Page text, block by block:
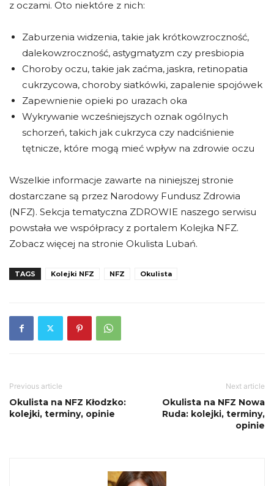
z oczami. Oto niektóre z nich:
Zaburzenia widzenia, takie jak krótkowzroczność,
dalekowzroczność, astygmatyzm czy presbiopia
Choroby oczu, takie jak zaćma, jaskra, retinopatia
cukrzycowa, choroby siatkówki, zapalenie spojówek
Zapewnienie opieki po urazach oka
Wykrywanie wcześniejszych oznak ogólnych
schorzeń, takich jak cukrzyca czy nadciśnienie
tętnicze, które mogą mieć wpływ na zdrowie oczu
Wszelkie informacje zawarte na niniejszej stronie
dostarczane są przez Narodowy Fundusz Zdrowia
(NFZ). Sekcja tematyczna ZDROWIE naszego serwisu
powstała we współpracy z portalem Kolejka NFZ.
Zobacz więcej na stronie Okulista Lubań.
TAGS Kolejki NFZ NFZ Okulista
Previous article
Okulista na NFZ Kłodzko:
kolejki, terminy, opinie
Next article
Okulista na NFZ Nowa
Ruda: kolejki, terminy,
opinie